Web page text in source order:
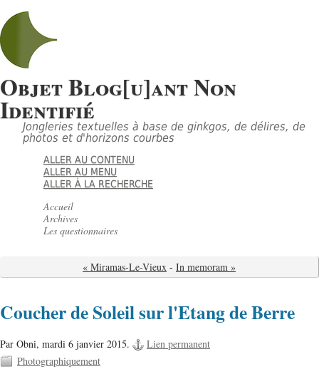
Objet Blog[u]ant Non
Identifié
Jongleries textuelles à base de ginkgos, de délires, de
photos et d'horizons courbes
ALLER AU CONTENU
ALLER AU MENU
ALLER À LA RECHERCHE
Accueil
Archives
Les questionnaires
« Miramas-Le-Vieux - In memoram »
Coucher de Soleil sur l'Etang de Berre
Par Obni, mardi 6 janvier 2015.
Lien permanent
Photographiquement